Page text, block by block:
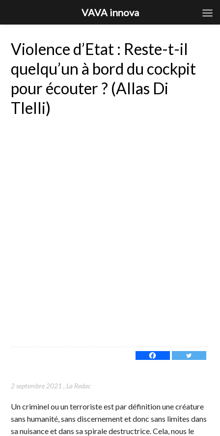
Violence d’Etat : Reste-t-il
quelqu’un à bord du cockpit
pour écouter ? (Allas Di
Tlelli)
2 septembre 2021 , La Redac
Un criminel ou un terroriste est par définition une créature
sans humanité, sans discernement et donc sans limites dans
sa nuisance et dans sa spirale destructrice. Cela, nous le
VAVA innova